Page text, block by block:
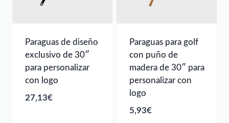
Paraguas de diseño
exclusivo de 30″
para personalizar
con logo
27,13€
Paraguas para golf
con puño de
madera de 30″ para
personalizar con
logo
5,93€